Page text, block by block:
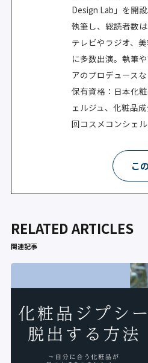
Design Lab」を開
執筆し、総読者数
テレビやラジオ、
に多数出演。執筆
アのプロデュース
保有資格：日本化
ェルジュ、化粧品
回コスメコンシェ
こ
RELATED ARTICLES
関連記事